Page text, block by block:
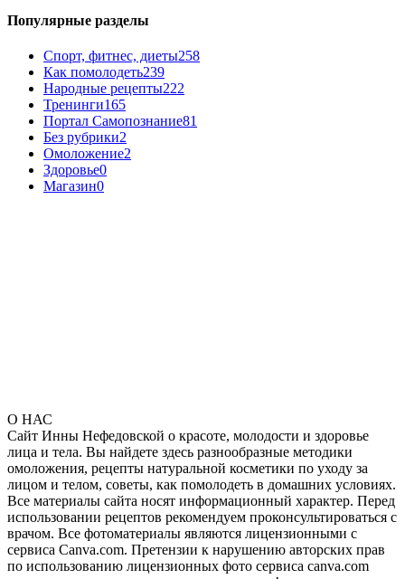
Популярные разделы
Спорт, фитнес, диеты258
Как помолодеть239
Народные рецепты222
Тренинги165
Портал Самопознание81
Без рубрики2
Омоложение2
Здоровье0
Магазин0
О НАС
Сайт Инны Нефедовской о красоте, молодости и здоровье
лица и тела. Вы найдете здесь разнообразные методики
омоложения, рецепты натуральной косметики по уходу за
лицом и телом, советы, как помолодеть в домашних условиях.
Все материалы сайта носят информационный характер. Перед
использовании рецептов рекомендуем проконсультироваться с
врачом. Все фотоматериалы являются лицензионными с
сервиса Canva.com. Претензии к нарушению авторских прав
по использованию лицензионных фото сервиса canva.com